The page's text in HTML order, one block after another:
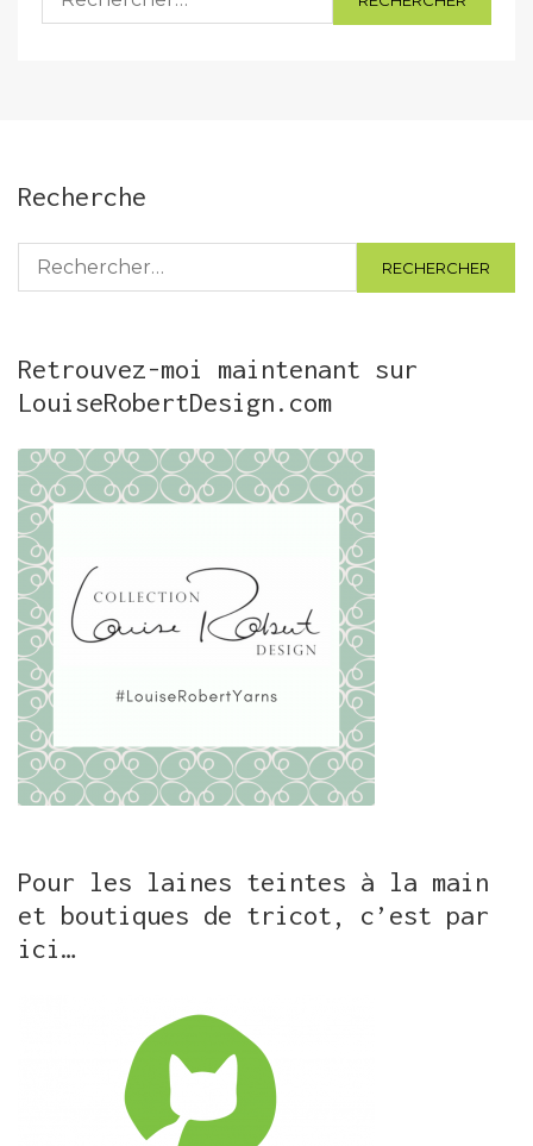
Recherche
Rechercher :
Retrouvez-moi maintenant sur
LouiseRobertDesign.com
Pour les laines teintes à la main
et boutiques de tricot, c’est par
ici…